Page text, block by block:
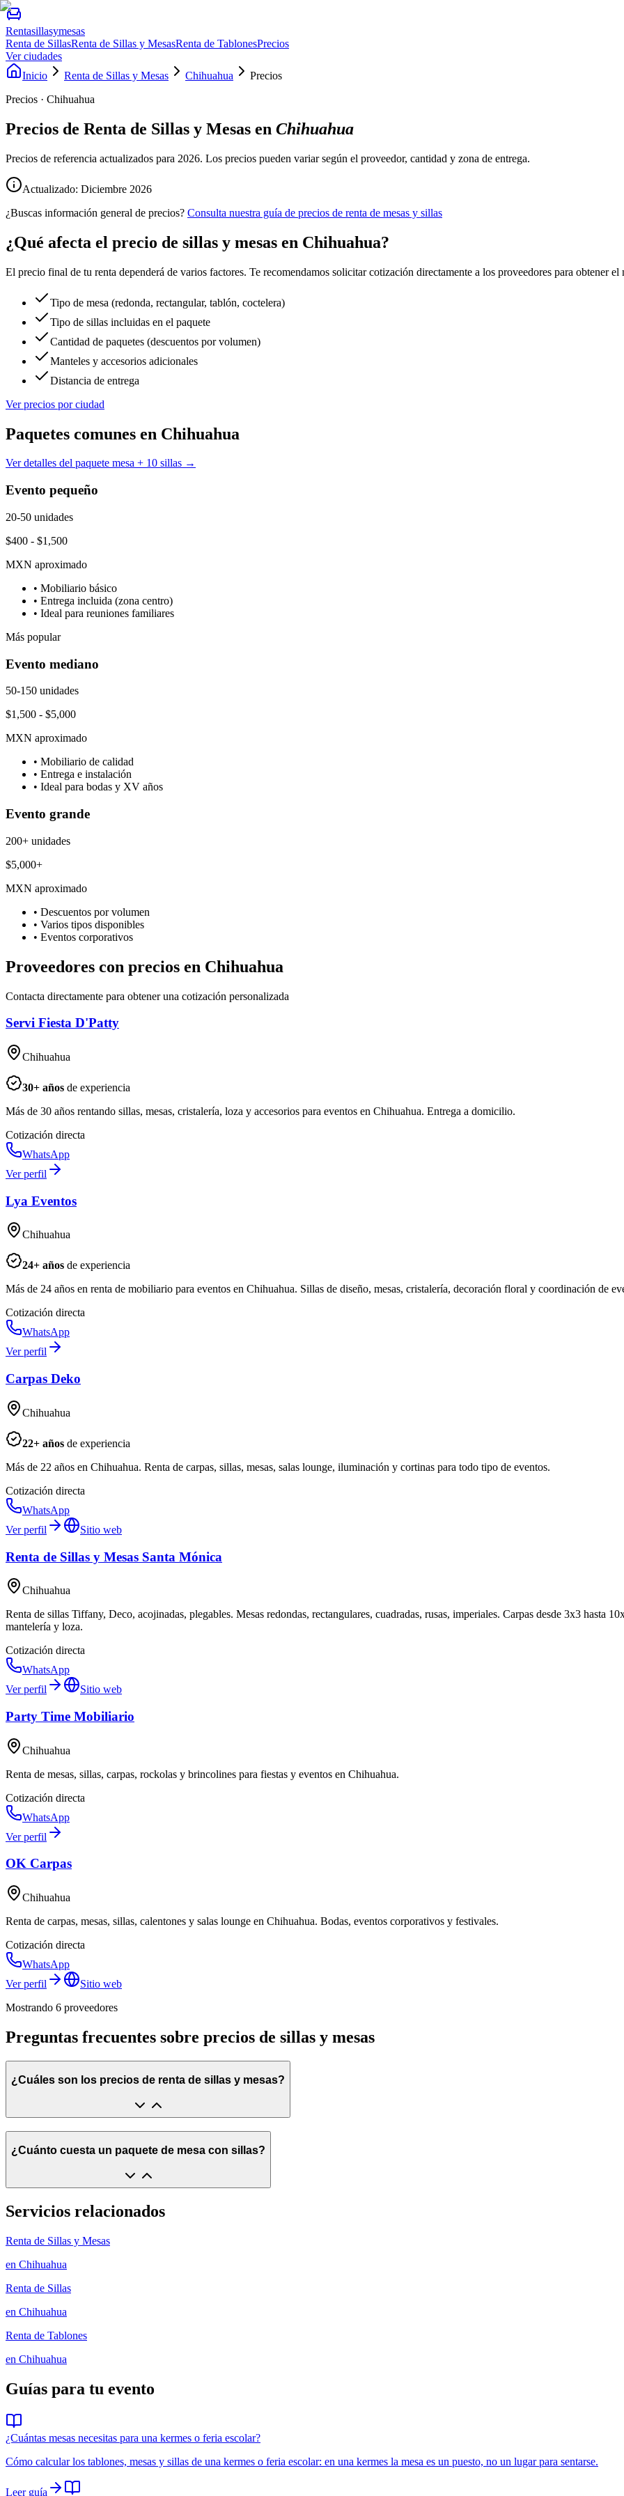
Rentasillasymesas
Renta de SillasRenta de Sillas y MesasRenta de TablonesPrecios
Ver ciudades
Inicio
Renta de Sillas y Mesas Chihuahua
Precios
Precios · Chihuahua
Precios de Renta de Sillas y Mesas en Chihuahua
Precios de referencia actualizados para 2026. Los precios pueden variar según el proveedor, cantidad y zona de entrega.
Actualizado: Diciembre 2026
¿Buscas información general de precios? Consulta nuestra guía de precios de renta de mesas y sillas
¿Qué afecta el precio de sillas y mesas en Chihuahua?
El precio final de tu renta dependerá de varios factores. Te recomendamos solicitar cotización directamente a los proveedores para obtener el
Tipo de mesa (redonda, rectangular, tablón, coctelera)
Tipo de sillas incluidas en el paquete
Cantidad de paquetes (descuentos por volumen)
Manteles y accesorios adicionales
Distancia de entrega
Ver precios por ciudad
Paquetes comunes en Chihuahua
Ver detalles del paquete mesa + 10 sillas →
Evento pequeño
20-50 unidades
$400 - $1,500
MXN aproximado
• Mobiliario básico
• Entrega incluida (zona centro)
• Ideal para reuniones familiares
Más popular
Evento mediano
50-150 unidades
$1,500 - $5,000
MXN aproximado
• Mobiliario de calidad
• Entrega e instalación
• Ideal para bodas y XV años
Evento grande
200+ unidades
$5,000+
MXN aproximado
• Descuentos por volumen
• Varios tipos disponibles
• Eventos corporativos
Proveedores con precios en Chihuahua
Contacta directamente para obtener una cotización personalizada
Servi Fiesta D'Patty
Chihuahua
30+ años de experiencia
Más de 30 años rentando sillas, mesas, cristalería, loza y accesorios para eventos en Chihuahua. Entrega a domicilio.
Cotización directa
WhatsApp
Ver perfil
Lya Eventos
Chihuahua
24+ años de experiencia
Más de 24 años en renta de mobiliario para eventos en Chihuahua. Sillas de diseño, mesas, cristalería, decoración floral y coordinación de
Cotización directa
WhatsApp
Ver perfil
Carpas Deko
Chihuahua
22+ años de experiencia
Más de 22 años en Chihuahua. Renta de carpas, sillas, mesas, salas lounge, iluminación y cortinas para todo tipo de eventos.
Cotización directa
WhatsApp
Ver perfil
Sitio web
Renta de Sillas y Mesas Santa Mónica
Chihuahua
Renta de sillas Tiffany, Deco, acojinadas, plegables. Mesas redondas, rectangulares, cuadradas, rusas, imperiales. Carpas desde 3x3 hasta
mantelería y loza.
Cotización directa
WhatsApp
Ver perfil
Sitio web
Party Time Mobiliario
Chihuahua
Renta de mesas, sillas, carpas, rockolas y brincolines para fiestas y eventos en Chihuahua.
Cotización directa
WhatsApp
Ver perfil
OK Carpas
Chihuahua
Renta de carpas, mesas, sillas, calentones y salas lounge en Chihuahua. Bodas, eventos corporativos y festivales.
Cotización directa
WhatsApp
Ver perfil
Sitio web
Mostrando 6 proveedores
Preguntas frecuentes sobre precios de sillas y mesas
¿Cuáles son los precios de renta de sillas y mesas?
¿Cuánto cuesta un paquete de mesa con sillas?
Servicios relacionados
Renta de Sillas y Mesas
en Chihuahua
Renta de Sillas
en Chihuahua
Renta de Tablones
en Chihuahua
Guías para tu evento
¿Cuántas mesas necesitas para una kermes o feria escolar?
Cómo calcular los tablones, mesas y sillas de una kermes o feria escolar: en una kermes la mesa es un puesto, no un lugar para sentarse.
Leer guía